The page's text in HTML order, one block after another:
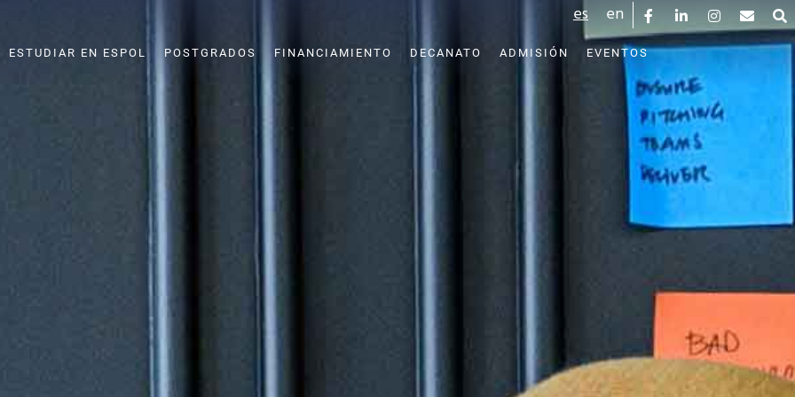
es en
ESTUDIAR EN ESPOL POSTGRADOS FINANCIAMIENTO DECANATO ADMISIÓN EVENTOS